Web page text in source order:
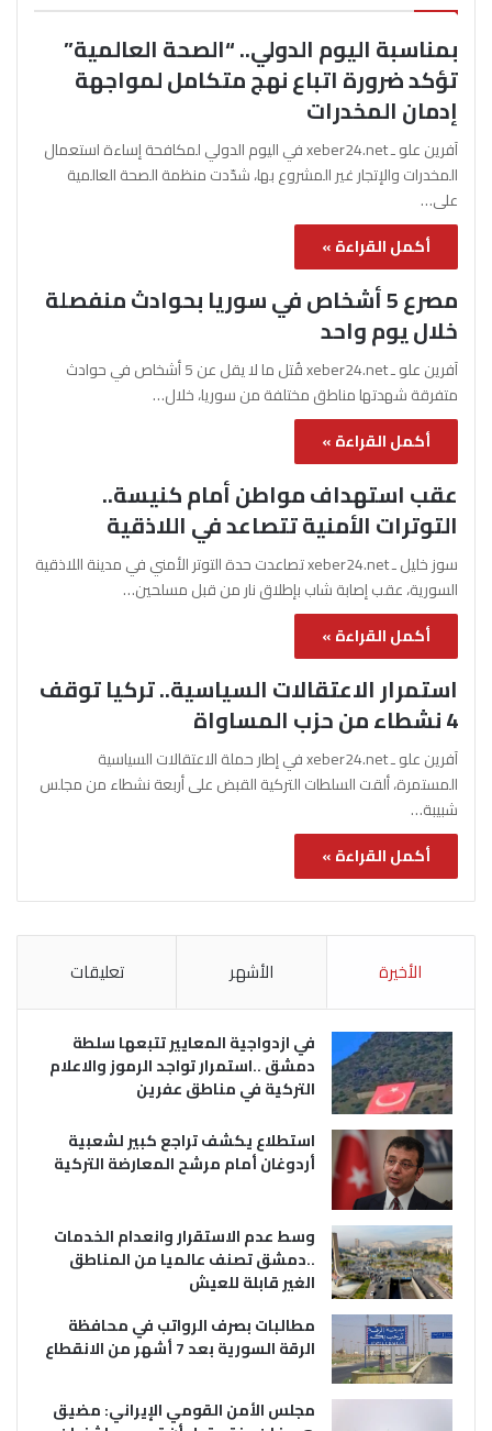
بمناسبة اليوم الدولي.. “الصحة العالمية”
تؤكد ضرورة اتباع نهج متكامل لمواجهة
إدمان المخدرات
آفرين علو ـ xeber24.net في اليوم الدولي لمكافحة إساءة استعمال
المخدرات والإتجار غير المشروع بها، شدّدت منظمة الصحة العالمية
على…
أكمل القراءة »
مصرع 5 أشخاص في سوريا بحوادث منفصلة
خلال يوم واحد
آفرين علو ـ xeber24.net قُتل ما لا يقل عن 5 أشخاص في حوادث
متفرقة شهدتها مناطق مختلفة من سوريا، خلال…
أكمل القراءة »
عقب استهداف مواطن أمام كنيسة..
التوترات الأمنية تتصاعد في اللاذقية
سوز خليل ـ xeber24.net تصاعدت حدة التوتر الأمني في مدينة اللاذقية
السورية، عقب إصابة شاب بإطلاق نار من قبل مسلحين…
أكمل القراءة »
استمرار الاعتقالات السياسية.. تركيا توقف
4 نشطاء من حزب المساواة
آفرين علو ـ xeber24.net في إطار حملة الاعتقالات السياسية
المستمرة، ألقت السلطات التركية القبض على أربعة نشطاء من مجلس
شبيبة…
أكمل القراءة »
الأخيرة الأشهر تعليقات
في ازدواجية المعايير تتبعها سلطة
دمشق ..استمرار تواجد الرموز والاعلام
التركية في مناطق عفرين
استطلاع يكشف تراجع كبير لشعبية
أردوغان أمام مرشح المعارضة التركية
وسط عدم الاستقرار وانعدام الخدمات
..دمشق تصنف عالميا من المناطق
الغير قابلة للعيش
مطالبات بصرف الرواتب في محافظة
الرقة السورية بعد 7 أشهر من الانقطاع
مجلس الأمن القومي الإيراني: مضيق